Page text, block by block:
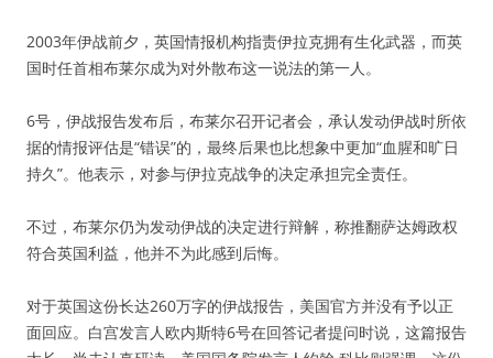
2003年伊战前夕，英国情报机构指责伊拉克拥有生化武器，而英
国时任首相布莱尔成为对外散布这一说法的第一人。
6号，伊战报告发布后，布莱尔召开记者会，承认发动伊战时所依
据的情报评估是“错误”的，最终后果也比想象中更加“血腥和旷日
持久”。他表示，对参与伊拉克战争的决定承担完全责任。
不过，布莱尔仍为发动伊战的决定进行辩解，称推翻萨达姆政权
符合英国利益，他并不为此感到后悔。
对于英国这份长达260万字的伊战报告，美国官方并没有予以正
面回应。白宫发言人欧内斯特6号在回答记者提问时说，这篇报告